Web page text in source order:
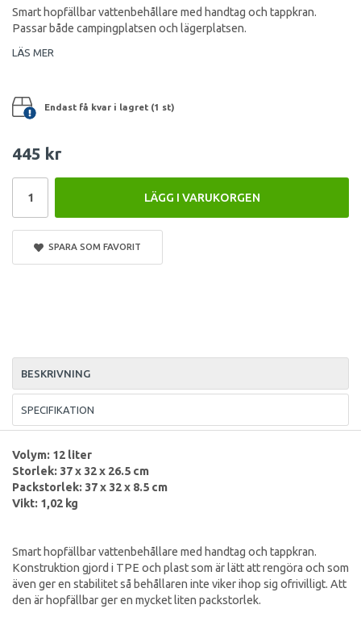
Smart hopfällbar vattenbehållare med handtag och tappkran.
Passar både campingplatsen och lägerplatsen.
LÄS MER
Endast få kvar i lagret (1 st)
445 kr
LÄGG I VARUKORGEN
SPARA SOM FAVORIT
BESKRIVNING
SPECIFIKATION
Volym: 12 liter
Storlek: 37 x 32 x 26.5 cm
Packstorlek: 37 x 32 x 8.5 cm
Vikt: 1,02 kg
Smart hopfällbar vattenbehållare med handtag och tappkran.
Konstruktion gjord i TPE och plast som är lätt att rengöra och som
även ger en stabilitet så behållaren inte viker ihop sig ofrivilligt. Att
den är hopfällbar ger en mycket liten packstorlek.